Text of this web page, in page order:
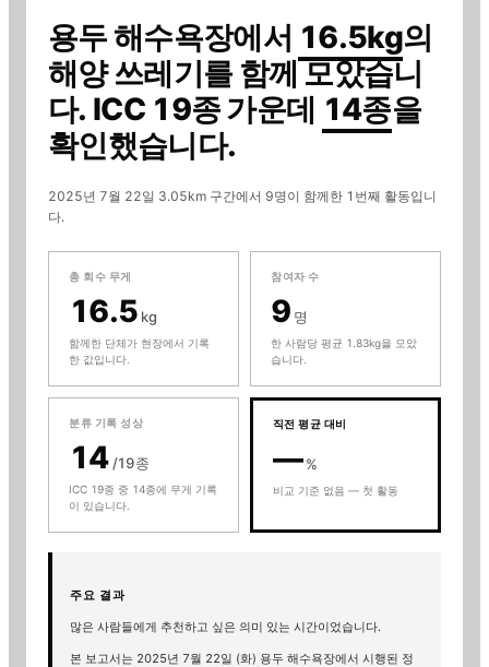
용두 해수욕장에서 16.5kg의
해양 쓰레기를 함께 모았습니
다. ICC 19종 가운데 14종을
확인했습니다.
2025년 7월 22일 3.05km 구간에서 9명이 함께한 1 번째 활동입니
다.
총 회수 무게
16.5 kg
함께한 단체가 현장에서 기록
한 값입니다.
참여자 수
9 명
한 사람당 평균 1.83kg을 모았
습니다.
분류 기록 성상
14 /19종
ICC 19종 중 14종에 무게 기록
이 있습니다.
직전 평균 대비
— %
비교 기준 없음 — 첫 활동
주요 결과
많은 사람들에게 추천하고 싶은 의미 있는 시간이었습니다.
본 보고서는 2025년 7월 22일 (화) 용두 해수욕장에서 시행된 정